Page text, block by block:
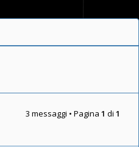
3 messaggi • Pagina 1 di 1